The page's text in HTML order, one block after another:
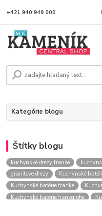
+421 940 949 000
Kategórie blogu
Štítky blogu
kuchynské drezy franke
granitove drezy
Kuchynské
Kuchynské batérie franke
Kuchynské batérie hansgrohe